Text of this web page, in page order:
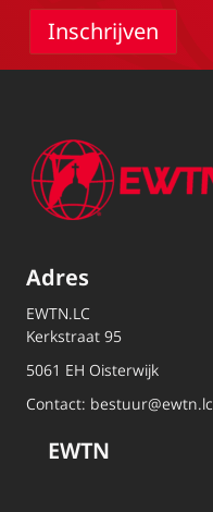
Adres
EWTN.LC
Kerkstraat 95
5061 EH Oisterwijk
Contact: bestuur@ewtn.lc
EWTN